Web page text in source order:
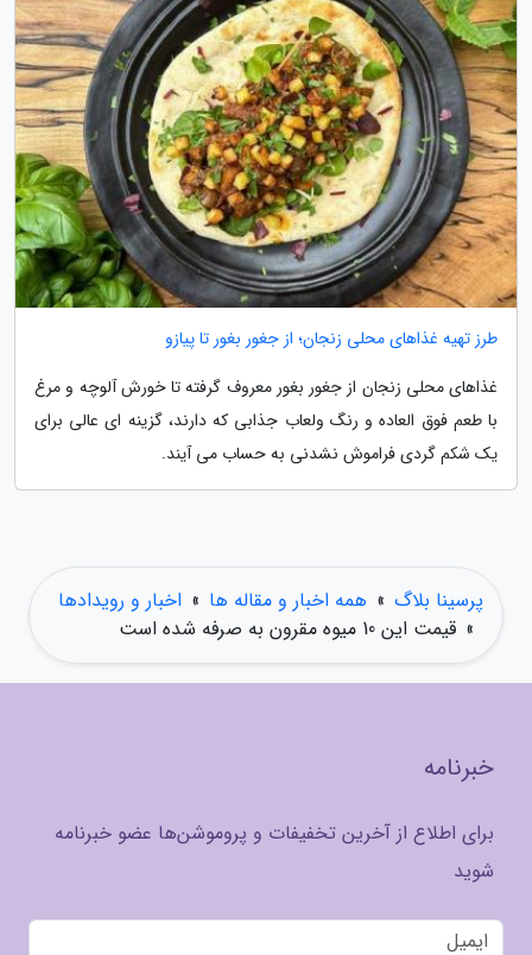
طرز تهیه غذاهای محلی زنجان؛ از جغور بغور تا پیازو
غذاهای محلی زنجان از جغور بغور معروف گرفته تا خورش آلوچه و مرغ
با طعم فوق العاده و رنگ ولعاب جذابی که دارند، گزینه ای عالی برای
یک شکم گردی فراموش نشدنی به حساب می آیند.
پرسینا بلاگ » همه اخبار و مقاله ها » اخبار و رویدادها
» قیمت این 10 میوه مقرون به صرفه شده است
خبرنامه
برای اطلاع از آخرین تخفیفات و پروموشن‌ها عضو خبرنامه
شوید